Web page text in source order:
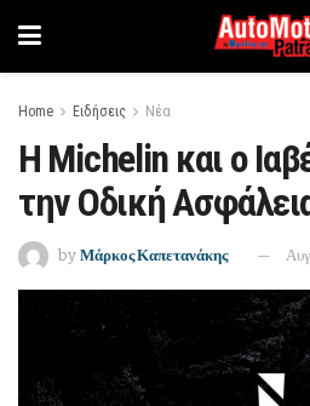
Home Ειδήσεις Νέα
Η Michelin και ο
την Oδική
by Μάρκος Καπετανάκης